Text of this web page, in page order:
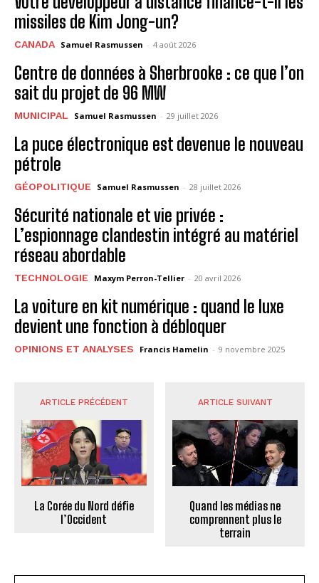
missiles de Kim Jong-un?
CANADA Samuel Rasmussen - 4 août 2026
Centre de données à Sherbrooke : ce que l’on
sait du projet de 96 MW
MUNICIPAL Samuel Rasmussen - 29 juillet 2026
La puce électronique est devenue le nouveau
pétrole
GÉOPOLITIQUE Samuel Rasmussen - 28 juillet 2026
Sécurité nationale et vie privée :
L’espionnage clandestin intégré au matériel
réseau abordable
TECHNOLOGIE Maxym Perron-Tellier - 20 avril 2026
La voiture en kit numérique : quand le luxe
devient une fonction à débloquer
OPINIONS ET ANALYSES Francis Hamelin - 9 novembre 2025
ARTICLE PRÉCÉDENT
La Corée du Nord défie
l’Occident
ARTICLE SUIVANT
Quand les médias ne
comprennent plus le
terrain